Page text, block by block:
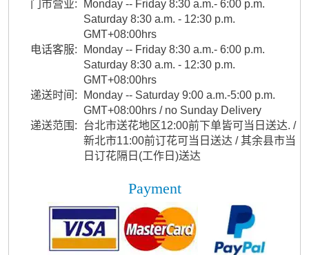
门市营业:
Monday -- Friday 8:30 a.m.- 6:00 p.m.
Saturday 8:30 a.m. - 12:30 p.m.
GMT+08:00hrs
电话客服:
Monday -- Friday 8:30 a.m.- 6:00 p.m.
Saturday 8:30 a.m. - 12:30 p.m.
GMT+08:00hrs
递送时间:
Monday -- Saturday 9:00 a.m.-5:00 p.m.
GMT+08:00hrs / no Sunday Delivery
递送范围:
台北市送花地区12:00前下单皆可当日送达. /
新北市11:00前订花可当日送达 / 其余县市当
日订花隔日(工作日)送达
Payment